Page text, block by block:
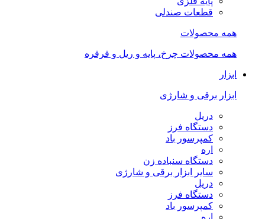
قطعات صندلی
همه محصولات
همه محصولات چرخ، پایه و ریل و قرقره
ابزار
ابزار برقی و شارژی
دریل
دستگاه فرز
کمپرسور باد
اره
دستگاه سنباده زن
سایر ابزار برقی و شارژی
دریل
دستگاه فرز
کمپرسور باد
اره